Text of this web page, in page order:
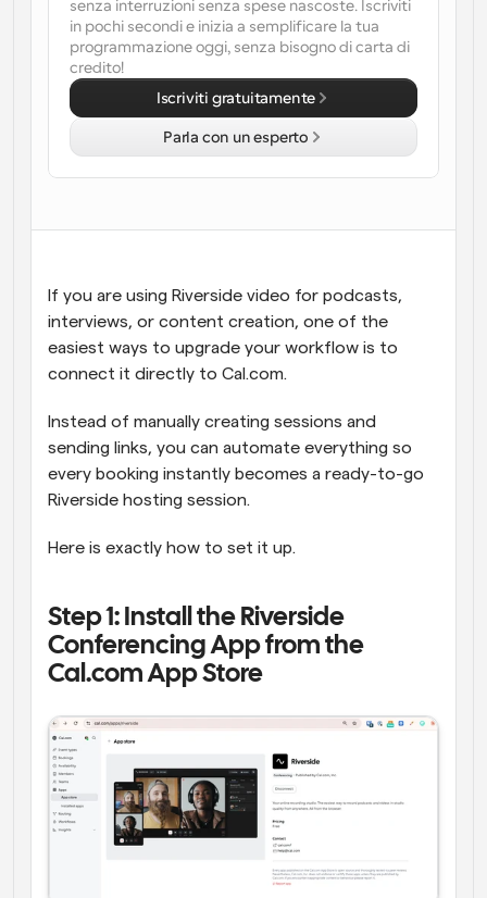
Programmazione potenziata con chiamate
supportate dall'IA
Flussi di lavoro
Automatizzare la pianificazione e i promemoria
Blog
Rimani aggiornato con le ultime notizie e aggiornamenti
Prenota senza sforzo riunioni con più persone
Webhook
Ricevi una notifica quando succede qualcosa
If you are using Riverside video for podcasts,
interviews, or content creation, one of the
easiest ways to upgrade your workflow is to
connect it directly to Cal.com.
Instead of manually creating sessions and
sending links, you can automate everything so
every booking instantly becomes a ready-to-go
Riverside hosting session.
Here is exactly how to set it up.
Step 1: Install the Riverside
Conferencing App from the
Cal.com App Store
senza interruzioni senza spese nascoste. Iscriviti
in pochi secondi e inizia a semplificare la tua
programmazione oggi, senza bisogno di carta di
credito!
Iscriviti gratuitamente
Parla con un esperto